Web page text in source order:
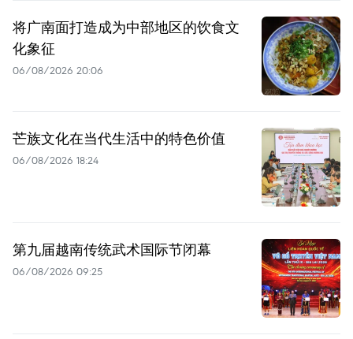
将广南面打造成为中部地区的饮食文
化象征
06/08/2026 20:06
芒族文化在当代生活中的特色价值
06/08/2026 18:24
第九届越南传统武术国际节闭幕
06/08/2026 09:25